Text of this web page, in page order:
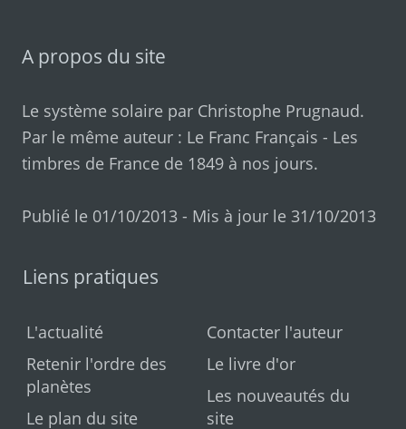
A propos du site
Le système solaire par Christophe Prugnaud.
Par le même auteur : Le Franc Français - Les
timbres de France de 1849 à nos jours.
Publié le 01/10/2013 - Mis à jour le 31/10/2013
Liens pratiques
L'actualité
Retenir l'ordre des
planètes
Le plan du site
Contacter l'auteur
Le livre d'or
Les nouveautés du
site